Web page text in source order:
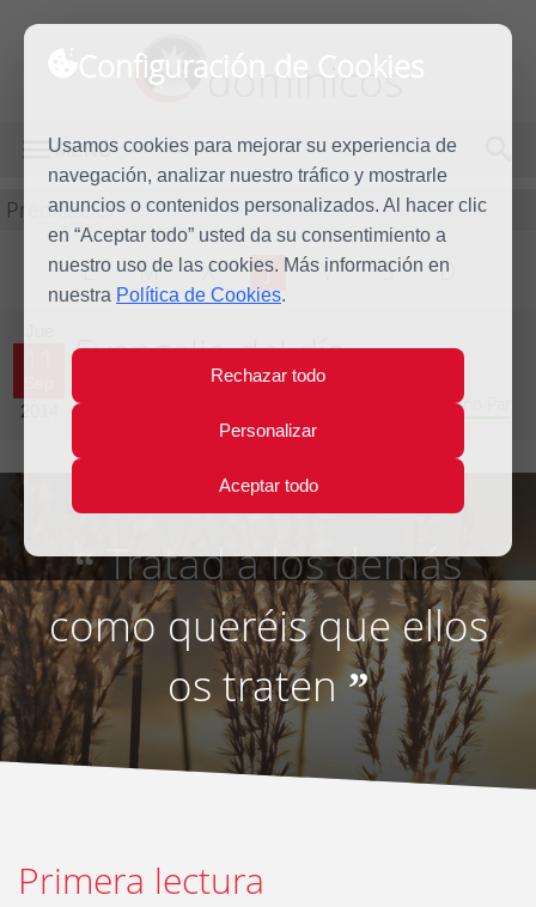
Configuración de Cookies
Usamos cookies para mejorar su experiencia de
navegación, analizar nuestro tráfico y mostrarle
anuncios o contenidos personalizados. Al hacer clic
en “Aceptar todo” usted da su consentimiento a
nuestro uso de las cookies. Más información en
nuestra Política de Cookies.
Rechazar todo
Personalizar
Aceptar todo
dominicos
MENÚ
Predicación
L M X J V S D
2014
Evangelio del día
Vigésimo tercera Semana del Tiempo Ordinario - Año Par
“Tratad a los demás
como queréis que ellos
os traten”
Primera lectura